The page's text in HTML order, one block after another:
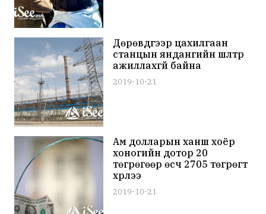
Дөрөвдүгээр цахилгаан
станцын яндангийн шүүлтүүр
ажиллахгүй байна
2019-10-21
Ам долларын ханш хоёр
хоногийн дотор 20
төгрөгөөр өсч 2705 төгрөгт
хүрлээ
2019-10-21